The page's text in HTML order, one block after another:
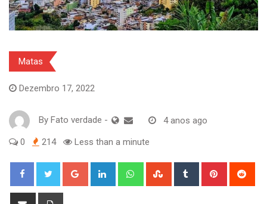
Matas
Dezembro 17, 2022
By Fato verdade - 4 anos ago
0 214 Less than a minute
Google+ LinkedIn WhatsappStumbleUpon
Tumblr Pinterest
Share